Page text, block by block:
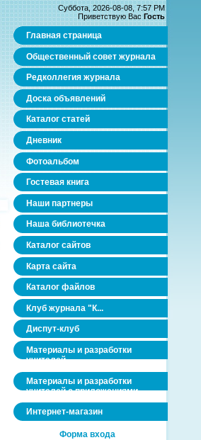
Суббота, 2026-08-08, 7:57 PM
Приветствую Вас Гость
Главная страница
Общественный совет журнала
Редколлегия журнала
Доска объявлений
Каталог статей
Дневник
Фотоальбом
Гостевая книга
Наши партнеры
Наша библиотечка
Каталог сайтов
Карта сайта
Каталог файлов
Клуб журнала "К...
Диспут-клуб
Материалы и разработки
учителей
Материалы и разработки
учителей с приложениями
Интернет-магазин
Форма входа